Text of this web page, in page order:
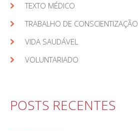
TEXTO MÉDICO
TRABALHO DE CONSCIENTIZAÇÃO
VIDA SAUDÁVEL
VOLUNTARIADO
POSTS RECENTES